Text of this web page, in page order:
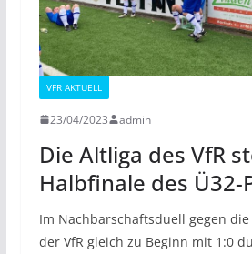
VFR AKTUELL
23/04/2023 admin
Die Altliga des VfR
Halbfinale des Ü32-
Im Nachbarschaftsduell gegen die
der VfR gleich zu Beginn mit 1:0